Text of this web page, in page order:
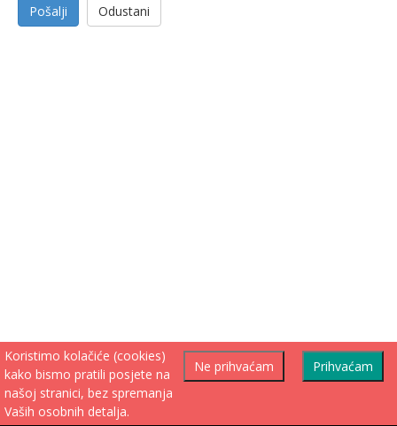
Pošalji Odustani
Prihvaćam
Ne prihvaćam
Koristimo kolačiće (cookies)
kako bismo pratili posjete na
našoj stranici, bez spremanja
Vaših osobnih detalja.